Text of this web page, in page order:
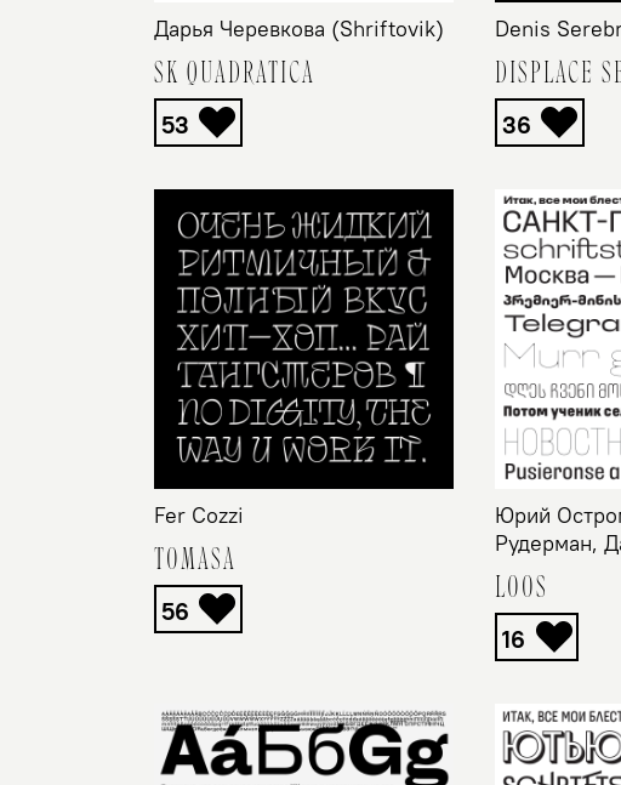
Дарья Черевкова (Shriftovik)
SK QUADRATICA
Denis
DISPLACE
Fer Cozzi
TOMASA
Юрий
Рудерман,
LOOS